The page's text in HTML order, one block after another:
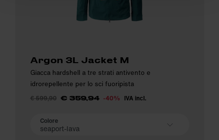
Argon 3L Jacket M
Giacca hardshell a tre strati antivento e
idrorepellente per lo sci fuoripista
€ 599,90 € 359,94 -40% IVA incl.
Colore
seaport-lava